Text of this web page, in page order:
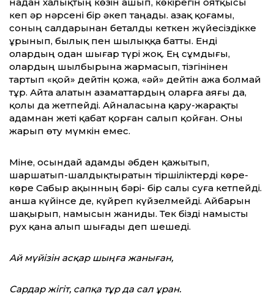
надан халықтың көзін ашып, көкірегін оятқысы
кеп әр нәрсені бір әкеп таңады. Қазақ қоғамы,
соның салдарынан беталды кеткен жүйесіздікке
ұрынып, былық пен шылыққа батты. Енді
олардың одан шығар түрі жоқ. Ең сұмдығы,
олардың шылбырына жармасып, тізгінінен
тартып «қой» дейтін қожа, «әй» дейтін ажа болмай
тұр. Айта алатын азаматтардың оларға аяғы да,
қолы да жетпейді. Айналасына қару-жарақты
адамнан жеті қабат қорған салып қойған. Оны
жарып өту мүмкін емес.
Міне, осындай адамды әбден қажы­тып,
шаршатып-шалдықтыратын тір­шіліктерді көре-
көре Сабыр ақынның бәрі- бір салы суға кетпейді.
Қанша күйінсе де, күйреп күйзелмейді. Айбарын
шақырып, намысын жаниды. Тек бізді намысты
рух қана алып шығады деп шешеді.
Ай мүйізін асқар шыңға жаныған,
Сардар жігіт, сапқа тұр да сал ұран.